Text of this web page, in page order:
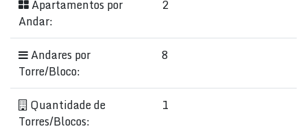
Apartamentos por
Andar:
2
Andares por
Torre/Bloco:
8
Quantidade de
Torres/Blocos:
1